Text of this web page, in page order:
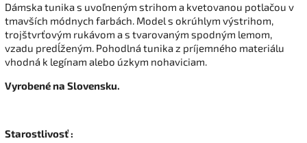
Dámska tunika s uvoľneným strihom a kvetovanou potlačou v
tmavších módnych farbách. Model s okrúhlym výstrihom,
trojštvrťovým rukávom a s tvarovaným spodným lemom,
vzadu predĺženým. Pohodlná tunika z príjemného materiálu
vhodná k legínam alebo úzkym nohaviciam.
Vyrobené na Slovensku.
Starostlivosť :